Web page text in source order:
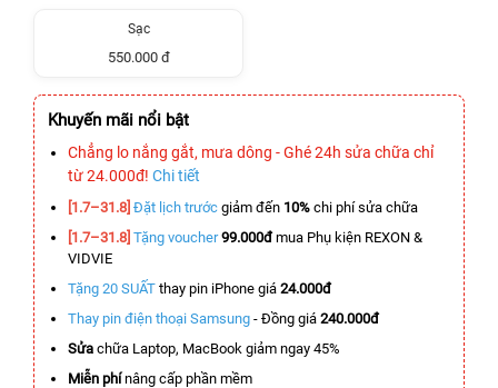
Sạc
550.000 đ
Khuyến mãi nổi bật
Chẳng lo nắng gắt, mưa dông - Ghé 24h sửa chữa chỉ
từ 24.000đ! Chi tiết
[1.7–31.8] Đặt lịch trước giảm đến 10% chi phí sửa chữa
[1.7–31.8] Tặng voucher 99.000đmua Phụ kiện REXON &
VIDVIE
Tặng 20 SUẤT thay pin iPhone giá 24.000đ
Thay pin điện thoại Samsung - Đồng giá 240.000đ
Sửa chữa Laptop, MacBook giảm ngay 45%
Miễn phínâng cấp phần mềm